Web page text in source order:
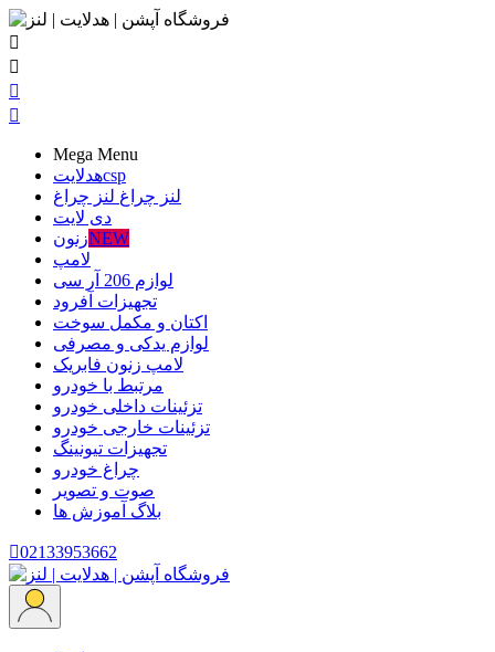




Mega Menu
هدلایتcsp
لنز چراغ لنز چراغ
دی لایت
زنونNEW
لامپ
لوازم 206 آر سی
تجهیزات آفرود
اکتان و مکمل سوخت
لوازم یدکی و مصرفی
لامپ زنون فابریک
مرتبط با خودرو
تزئینات داخلی خودرو
تزئینات خارجی خودرو
تجهیزات تیونینگ
چراغ خودرو
صوت و تصویر
بلاگ آموزش ها
02133953662